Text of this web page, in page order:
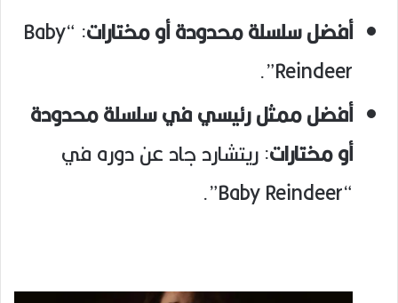
أفضل سلسلة محدودة أو مختارات : “Baby
Reindeer”.
أفضل ممثل رئيسي في سلسلة محدودة
أو مختارات: ريتشارد جاد عن دوره في
“Baby Reindeer”.